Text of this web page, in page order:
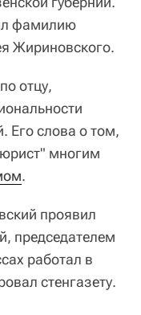
фамилию
Жириновского.
отцу,
Его слова о том,
многим
.
проявил
председателем
работал в
стенгазету.